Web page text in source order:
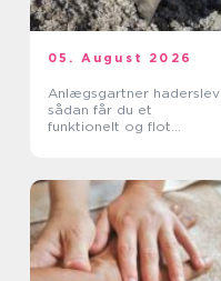
05. August 2026
Anlægsgartner haderslev
sådan får du et
funktionelt og flot